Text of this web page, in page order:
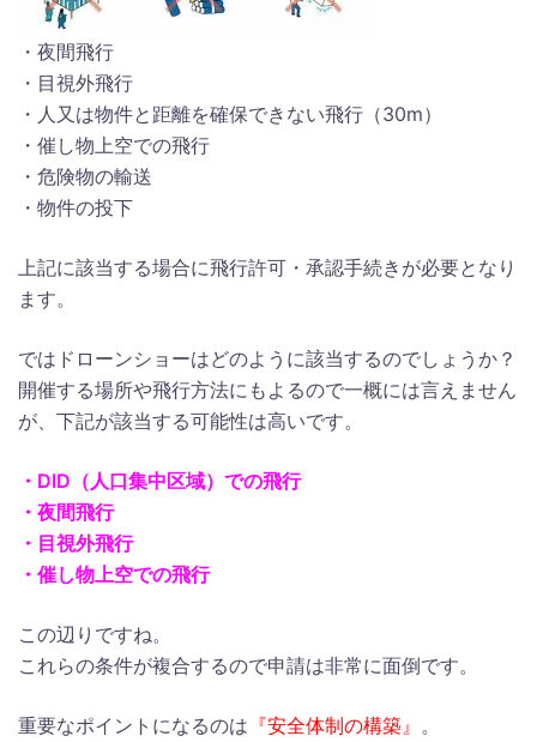
・夜間飛行
・目視外飛行
・人又は物件と距離を確保できない飛行（30m）
・催し物上空での飛行
・危険物の輸送
・物件の投下
上記に該当する場合に飛行許可・承認手続きが必要となり
ます。
ではドローンショーはどのように該当するのでしょうか？
開催する場所や飛行方法にもよるので一概には言えません
が、下記が該当する可能性は高いです。
・DID（人口集中区域）での飛行
・夜間飛行
・目視外飛行
・催し物上空での飛行
この辺りですね。
これらの条件が複合するので申請は非常に面倒です。
重要なポイントになるのは 『安全体制の構築』 。